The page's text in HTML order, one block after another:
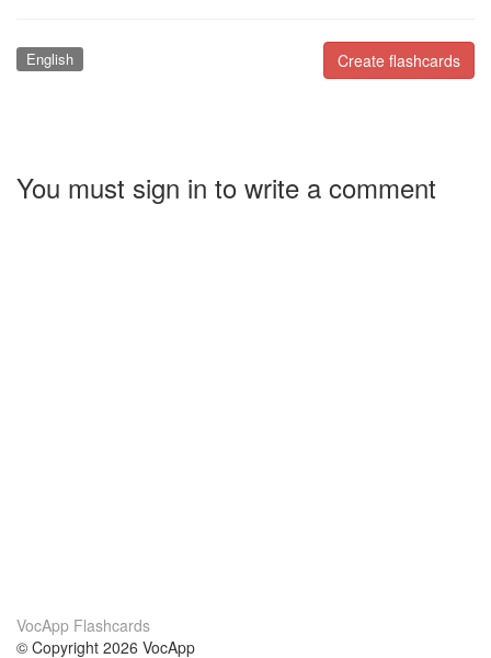
Create flashcards
English
You must sign in to write a comment
VocApp Flashcards
© Copyright 2026 VocApp